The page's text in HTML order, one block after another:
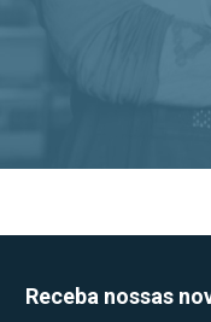
Receba nossas